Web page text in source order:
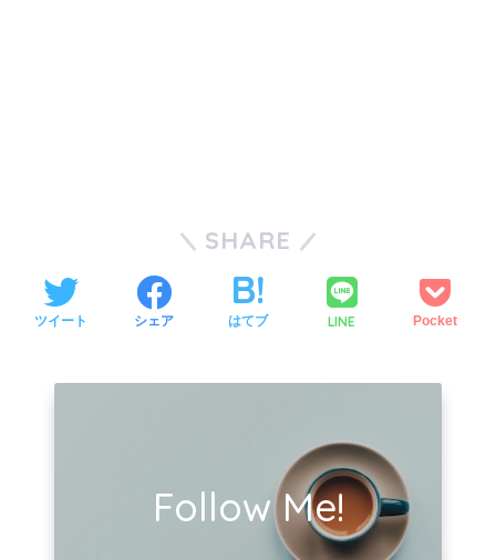
SHARE
ツイート シェア はてブ LINE Pocket
Follow Me!